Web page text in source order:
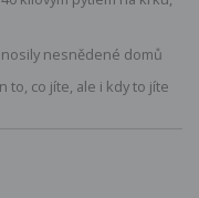
nesnědené domů
to, co jíte, ale i kdy to jíte